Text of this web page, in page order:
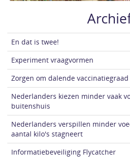
Home
Over
ons
En dat is twee!
Experiment vraagvormen
Zorgen om dalende vaccinatiegraad
Nederlanders kiezen minder vaak
buitenshuis
Nederlanders verspillen minder
aantal kilo's stagneert
Informatiebeveiliging Flycatcher